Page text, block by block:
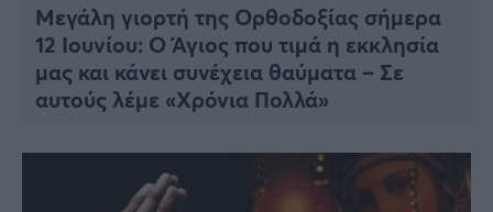
Μεγάλη γιορτή της Ορθοδοξίας σήμερα
12 Ιουνίου: Ο Άγιος που τιμά η εκκλησία
μας και κάνει συνέχεια θαύματα – Σε
αυτούς λέμε «Χρόνια Πολλά»